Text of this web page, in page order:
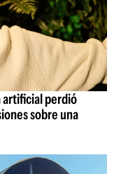
artificial perdió
sobre una